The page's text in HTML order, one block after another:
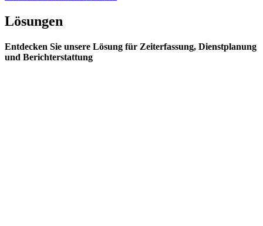
Lösungen
Entdecken Sie unsere Lösung für Zeiterfassung, Dienstplanung
und Berichterstattung